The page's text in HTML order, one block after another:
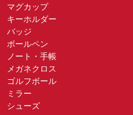
マグカップ
キーホルダー
バッジ
ボールペン
ノート・手帳
メガネクロス
ゴルフボール
ミラー
シューズ